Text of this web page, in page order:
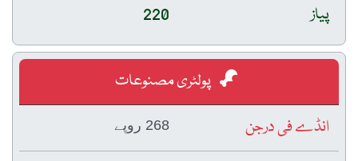
پیاز
220
پولٹری مصنوعات
انڈے فی درجن
268 روپے